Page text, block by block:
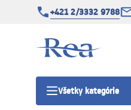
+421 2/3332 9788
Všetky kategórie